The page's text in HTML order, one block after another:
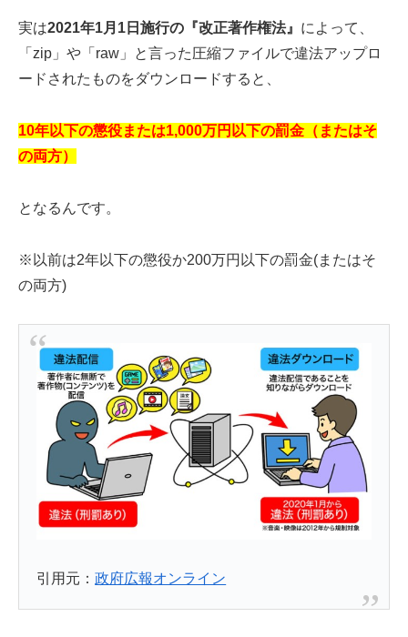
実は2021年1月1日施行の『改正著作権法』 によって、
「zip」や「raw」と言った圧縮ファイルで違法アップロ
ードされたものをダウンロードすると、
10年以下の懲役または1,000万円以下の罰金（またはそ
の両方）
となるんです。
※以前は2年以下の懲役か200万円以下の罰金(またはそ
の両方)
引用元：政府広報オンライン